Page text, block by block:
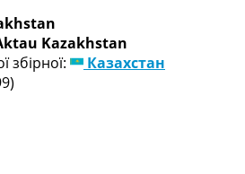
Чемпіонів
Kazakhstan
збірної:
Казахстан